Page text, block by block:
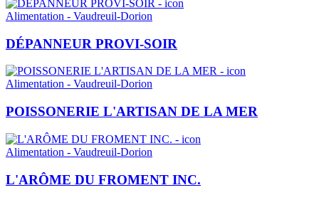
Alimentation - Vaudreuil-Dorion
DÉPANNEUR PROVI-SOIR
Alimentation - Vaudreuil-Dorion
POISSONERIE L'ARTISAN DE LA MER
Alimentation - Vaudreuil-Dorion
L'ARÔME DU FROMENT INC.